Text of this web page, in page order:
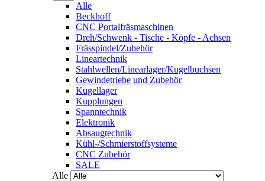
Alle
Beckhoff
CNC Portalfräsmaschinen
Dreh/Schwenk - Tische - Köpfe - Achsen
Frässpindel/Zubehör
Lineartechnik
Stahlwellen/Linearlager/Kugelbuchsen
Gewindetriebe und Zubehör
Kugellager
Kupplungen
Spanntechnik
Elektronik
Absaugtechnik
Kühl-/Schmierstoffsysteme
CNC Zubehör
SALE
Alle